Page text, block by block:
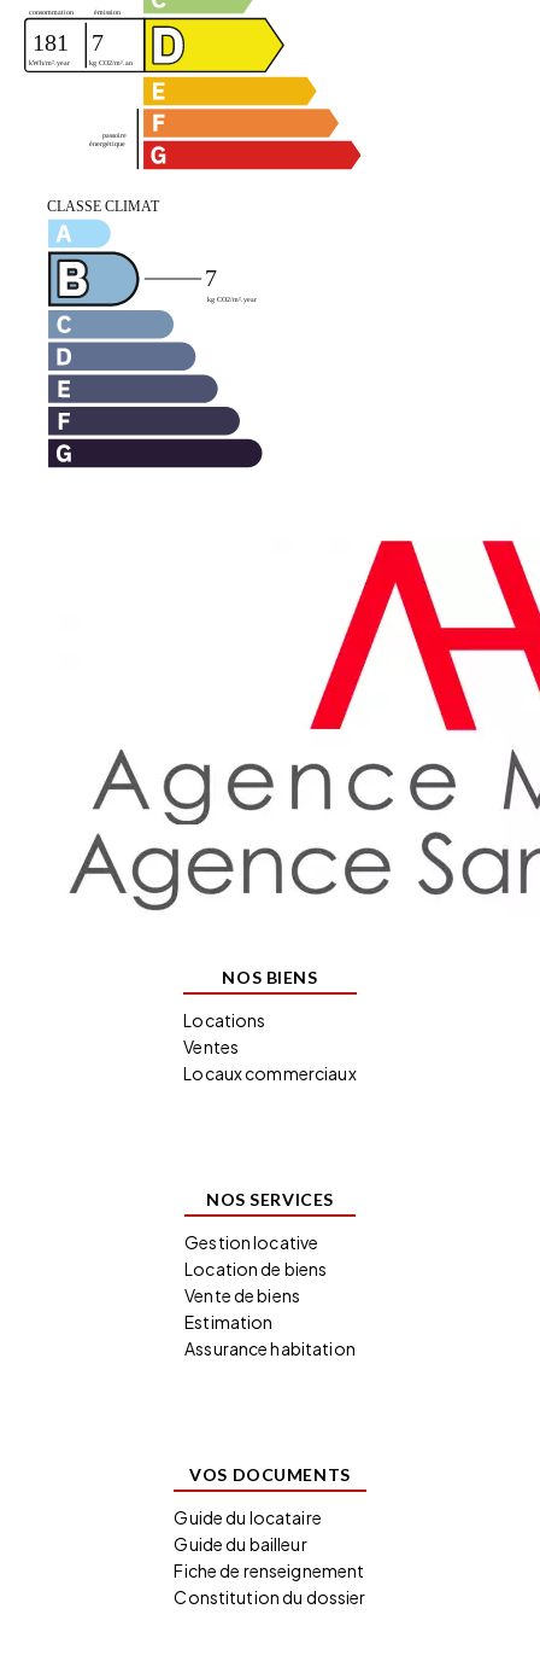
NOS BIENS
Locations
Ventes
Locaux commerciaux
NOS SERVICES
Gestion locative
Location de biens
Vente de biens
Estimation
Assurance habitation
VOS DOCUMENTS
Guide du locataire
Guide du bailleur
Fiche de renseignement
Constitution du dossier